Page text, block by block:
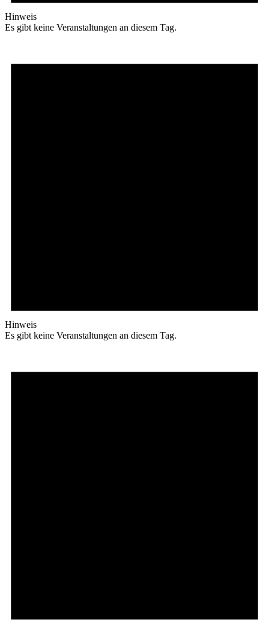
Hinweis
Es gibt keine Veranstaltungen an diesem Tag.
Hinweis
Es gibt keine Veranstaltungen an diesem Tag.